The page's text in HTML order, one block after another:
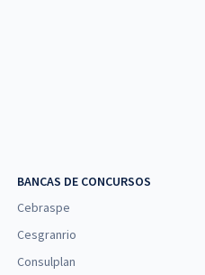
BANCAS DE CONCURSOS
Cebraspe
Cesgranrio
Consulplan